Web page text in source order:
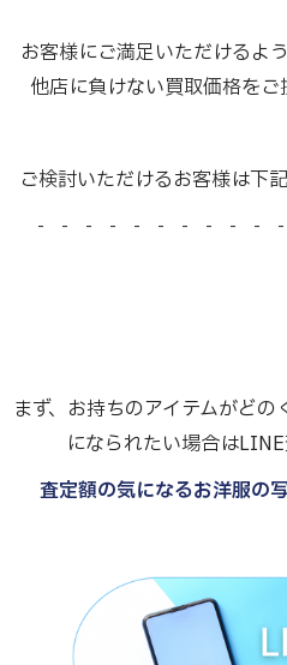
お客様にご満足いただけるよ
他店に負けない買取価格をご
ご検討いただけるお客様は下
- - - - - - - - - -
まず、お持ちのアイテムがど
になられたい場合はLINE
査定額の気になるお洋服の